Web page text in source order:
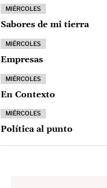
MIÉRCOLES
Sabores de mi tierra
MIÉRCOLES
Empresas
MIÉRCOLES
En Contexto
MIÉRCOLES
Política al punto